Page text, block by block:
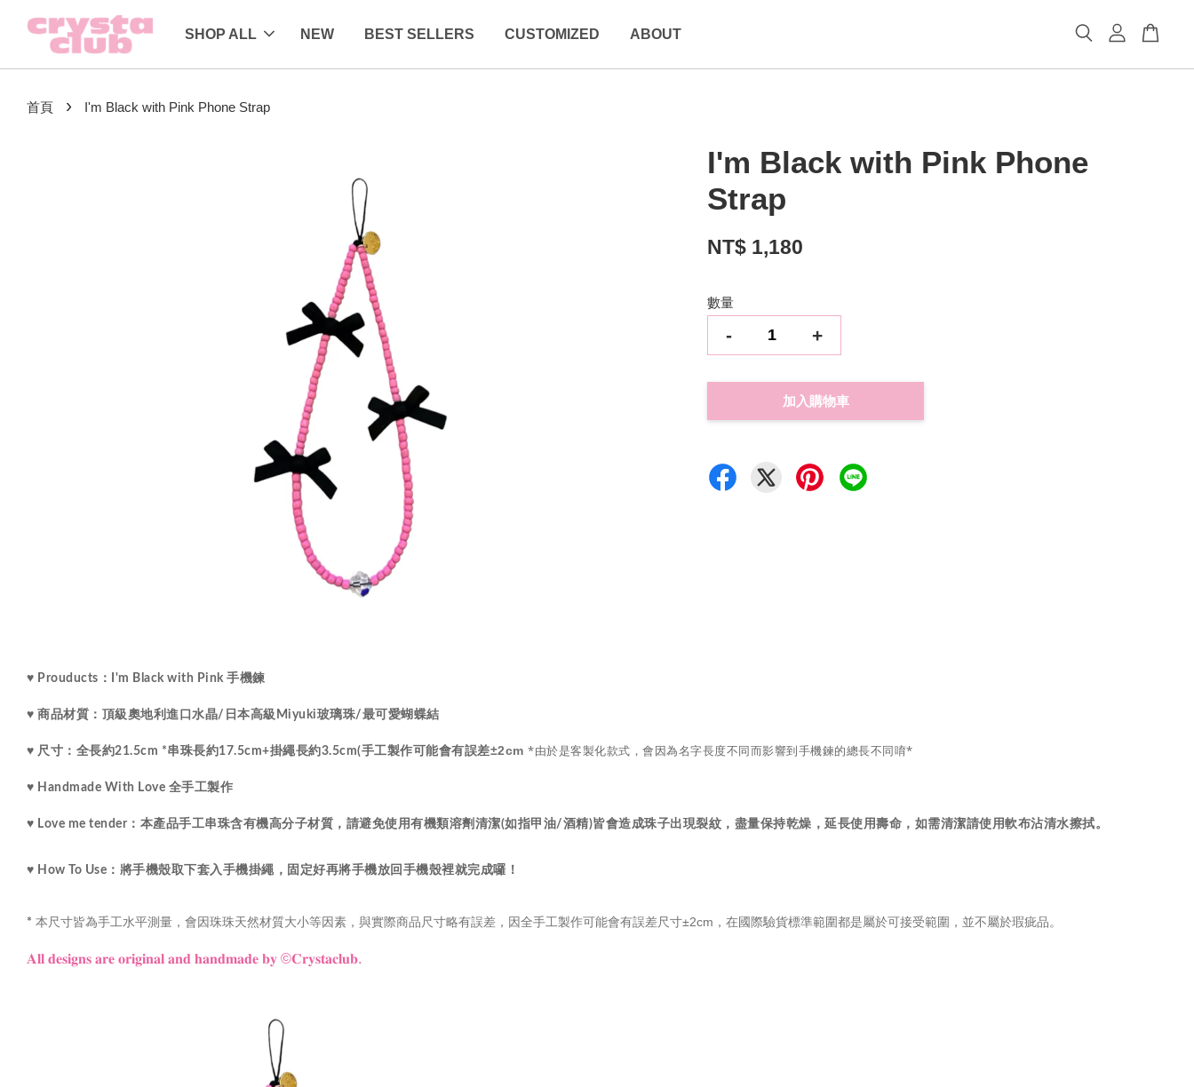
SHOP ALL NEW BEST SELLERS CUSTOMIZED ABOUT
首頁 › I'm Black with Pink Phone Strap
I'm Black with Pink Phone
Strap
NT$ 1,180
數量
- +
加入購物車
♥ Prouducts：I'm Black with Pink 手機鍊
♥ 商品材質： 頂級奧地利進口 水晶/ 日本高級Miyuki玻璃珠/最可愛蝴蝶結
♥ 尺寸： 全長約21.5cm *串珠長約17.5cm+掛繩長約3.5cm(手工製作可能會有誤差±2cm *由於是客製化款式，會因為名字長度不同而影響到手機鍊的總長不同唷*
♥ Handmade With Love 全手工製作
♥ Love me tender： 本產品手工串珠含有機高分子材質，請避免使用有機類溶劑清潔(如指甲油/酒精)皆會造成珠子出現裂紋，盡量保持乾燥，延長使用壽命，如需清潔請使用軟布沾清水擦拭。
♥ How To Use：將手機殼取下套入手機掛繩，固定好再將手機放回手機殼裡就完成囉！
* 本尺寸皆為手工水平測量，會因珠珠天然材質大小等因素，與實際商品尺寸略有誤差，因全手工製作可能會有誤差尺寸±2cm，在國際驗貨標準範圍都是屬於可接受範圍，並不屬於瑕疵品。
𝐀𝐥𝐥 𝐝𝐞𝐬𝐢𝐠𝐧𝐬 𝐚𝐫𝐞 𝐨𝐫𝐢𝐠𝐢𝐧𝐚𝐥 𝐚𝐧𝐝 𝐡𝐚𝐧𝐝𝐦𝐚𝐝𝐞 𝐛𝐲 ©𝐂𝐫𝐲𝐬𝐭𝐚𝐜𝐥𝐮𝐛.